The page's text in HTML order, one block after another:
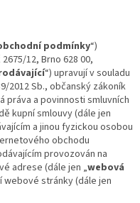
podmínky“)
12, Brno 628 00,
“) upravují v souladu
2012 Sb., občanský zákoník
práva a povinnosti smluvních
kupní smlouvy (dále jen
a jinou fyzickou osobou
obchodu
provozován na
adrese (dále jen „webová
stránky (dále jen